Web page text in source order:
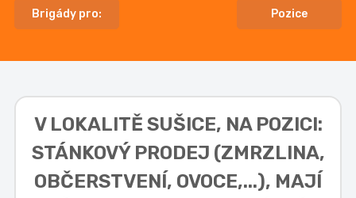
Brigády pro: Pozice
V LOKALITĚ SUŠICE, NA POZICI:
STÁNKOVÝ PRODEJ (ZMRZLINA,
OBČERSTVENÍ, OVOCE,...), MAJÍ